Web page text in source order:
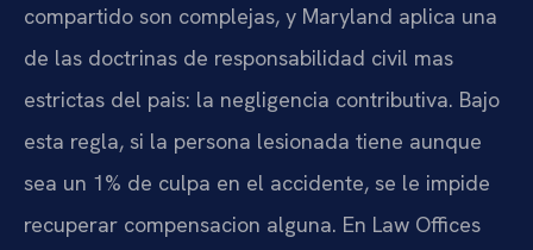
compartido son complejas, y Maryland aplica una
de las doctrinas de responsabilidad civil mas
estrictas del pais: la negligencia contributiva. Bajo
esta regla, si la persona lesionada tiene aunque
sea un 1% de culpa en el accidente, se le impide
recuperar compensacion alguna. En Law Offices